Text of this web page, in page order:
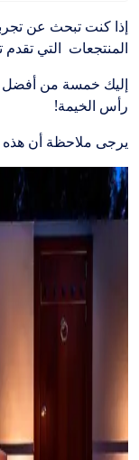
إذا كنت تبحث عن
المنتجعات التي
إليك خمسة من أفضل
رأس الخيمة!
يرجى ملاحظة أن هذه